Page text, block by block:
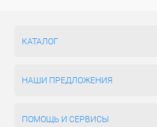
КАТАЛОГ
НАШИ ПРЕДЛОЖЕНИЯ
ПОМОЩЬ И СЕРВИСЫ